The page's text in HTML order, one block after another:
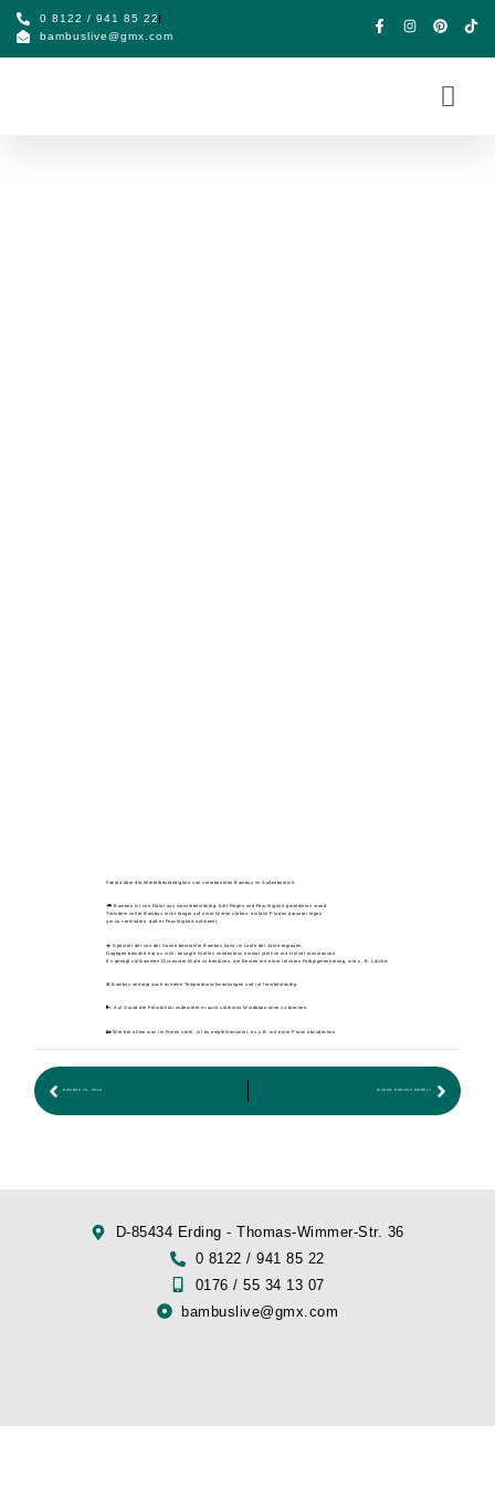
0 8122 / 941 85 22
bambuslive@gmx.com
Fakten über die Wetterbeständigkeit von verarbeiteten Bambus im Außenbereich:
🌧️ Bambus ist von Natur aus wasserbeständig, hält Regen und Feuchtigkeit problemlos stand.
Trotzdem sollte Bambus nicht länger auf einer Wiese stehen, einfach Platten darunter legen
um zu verhindern, daß er Feuchtigkeit aufnimmt.
☀️ Speziell der von der Sonne bestrahlte Bambus kann im Laufe der Jahre ergrauen.
Dagegen bewährt hat es sich, besagte Stellen mindestens einmal jährlich mit Holzöl einzulassen.
Es genügt vollkommen Discounter-Ware zu benützen, am Besten mit einer leichten Farbpigmentierung, wie z. B. Lärche.
❄️ Bambus verträgt auch extreme Temperaturschwankungen und ist frostbeständig.
🌬️ Auf Grund der Flexibilität widersteht er auch stärksten Windböen ohne zu brechen.
🏡 Wie bei allem was im Freien steht, ist es empfehlenswert, es z.B. mit einer Plane abzudecken.
BAMBUS VS. HOLZ WARUM BAMBUS MÖBEL?
D-85434 Erding - Thomas-Wimmer-Str. 36
0 8122 / 941 85 22
0176 / 55 34 13 07
bambuslive@gmx.com